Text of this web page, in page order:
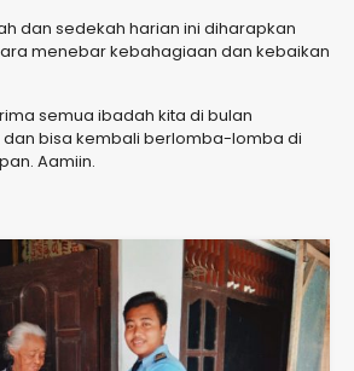
dan sedekah harian ini diharapkan
menebar kebahagiaan dan kebaikan
semua ibadah kita di bulan
dan bisa kembali berlomba-lomba di
Aamiin.